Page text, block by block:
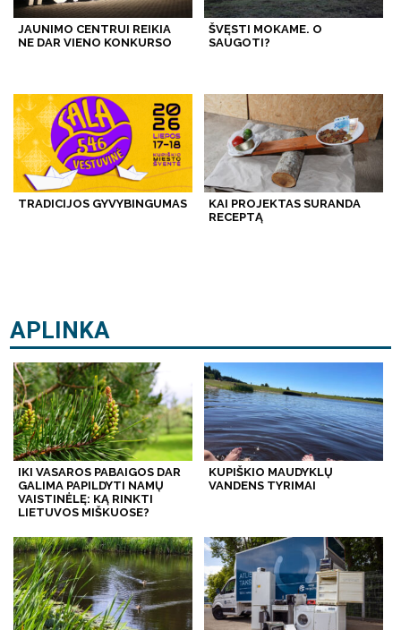
JAUNIMO CENTRUI REIKIA
NE DAR VIENO KONKURSO
ŠVĘSTI MOKAME. O
SAUGOTI?
TRADICIJOS GYVYBINGUMAS
KAI PROJEKTAS SURANDA
RECEPTĄ
APLINKA
IKI VASAROS PABAIGOS DAR
GALIMA PAPILDYTI NAMŲ
VAISTINĖLĘ: KĄ RINKTI
LIETUVOS MIŠKUOSE?
KUPIŠKIO MAUDYKLŲ
VANDENS TYRIMAI